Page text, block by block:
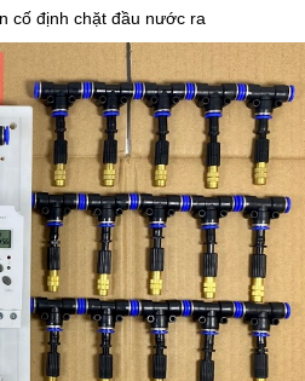
cố định chặt đầu nước ra